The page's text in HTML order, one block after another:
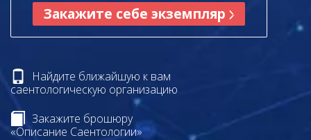
Закажите себе экземпляр
Найдите ближайшую к вам
саентологическую организацию
Закажите брошюру
«Описание Саентологии»